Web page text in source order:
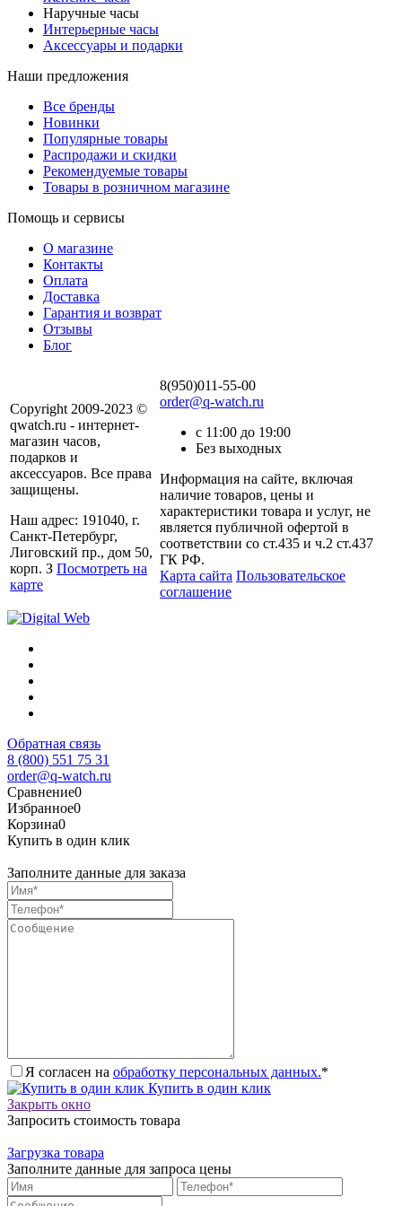
Наручные часы
Интерьерные часы
Аксессуары и подарки
Наши предложения
Все бренды
Новинки
Популярные товары
Распродажи и скидки
Рекомендуемые товары
Товары в розничном магазине
Помощь и сервисы
О магазине
Контакты
Оплата
Доставка
Гарантия и возврат
Отзывы
Блог
Copyright 2009-2023 ©
qwatch.ru - интернет-
магазин часов,
подарков и
аксессуаров. Все права
защищены.
Наш адрес: 191040, г.
Санкт-Петербург,
Лиговский пр., дом 50,
корп. З Посмотреть на
карте
8(950)011-55-00
order@q-watch.ru
с 11:00 до 19:00
Без выходных
Информация на сайте, включая
наличие товаров, цены и
характеристики товара и услуг, не
является публичной офертой в
соответствии со ст.435 и ч.2 ст.437
ГК РФ.
Карта сайта Пользовательское
соглашение
Обратная связь
8 (800) 551 75 31
order@q-watch.ru
Сравнение0
Избранное0
Корзина0
Купить в один клик
Заполните данные для заказа
Я согласен на обработку персональных данных.*
Купить в один клик
Закрыть окно
Запросить стоимость товара
Загрузка товара
Заполните данные для запроса цены